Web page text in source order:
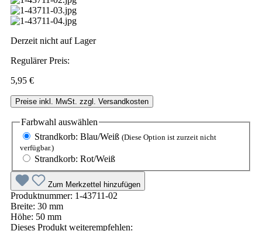
Derzeit nicht auf Lager
Regulärer Preis:
5,95 €
Preise inkl. MwSt. zzgl. Versandkosten
Farbwahl auswählen
Strandkorb: Blau/Weiß (Diese Option ist zurzeit nicht
verfügbar.)
Strandkorb: Rot/Weiß
Zum Merkzettel hinzufügen
Produktnummer: 1-43711-02
Breite: 30 mm
Höhe: 50 mm
Dieses Produkt weiterempfehlen: